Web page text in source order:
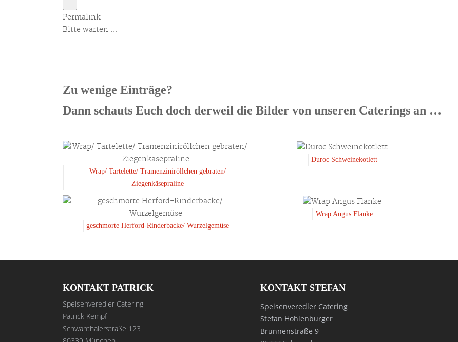
...
Metabox
ein-/ausblenden.
Permalink
Bitte warten …
Zu wenige Einträge?
Dann schauts Euch doch derweil die Bilder von unseren Caterings an …
Wrap/ Tartelette/ Tramenziniröllchen gebraten/
Ziegenkäsepraline
Duroc Schweinekotlett
geschmorte Herford-Rinderbacke/ Wurzelgemüse
Wrap Angus Flanke
KONTAKT PATRICK
Speisenveredler Catering
Patrick Kempf
Schwanthalerstraße 123
KONTAKT STEFAN
Speisenveredler Catering
Stefan Hohlenburger
Brunnenstraße 9